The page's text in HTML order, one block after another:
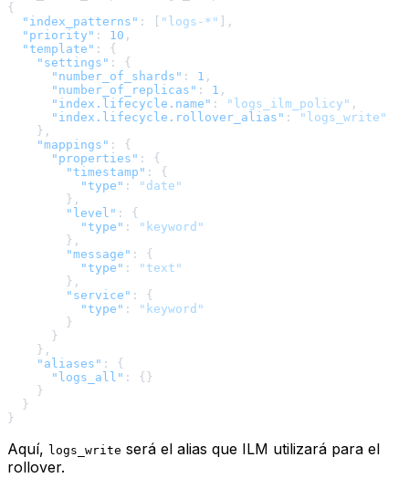
{
"index_patterns" : "logs-*"
,
"priority" : 10 ,
"template" :
{
"settings" :
{
"number_of_shards" : 1 ,
"number_of_replicas" : 1 ,
"index.lifecycle.name" : "logs_ilm_policy" ,
"index.lifecycle.rollover_alias" :
"logs_write"
} ,
"mappings" :
{
"properties" :
{
"timestamp" :
{
"type" :
"date"
} ,
"level" :
{
"type" :
"keyword"
} ,
"message" :
{
"type" :
"text"
} ,
"service" :
{
"type" :
"keyword"
}
}
} ,
"aliases" :
{
"logs_all" : { }
}
}
}
Aquí, logs_write será el alias que ILM utilizará para el
rollover.